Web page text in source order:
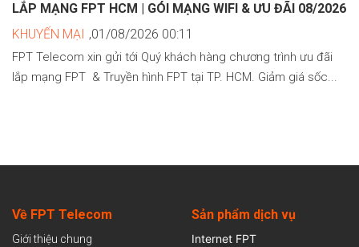
LẮP MẠNG FPT HCM | GÓI MẠNG WIFI & ƯU ĐÃI 08/2026
KHUYẾN MẠI ,01/08/2026 00:11
FPT Telecom xin gửi tới Quý khách hàng chương trình ưu đãi
lắp mạng FPT & Truyền hình FPT tại TP. HCM. Giảm giá sốc...
Về FPT Telecom
Giới thiệu chung
Sản phẩm dịch vụ
Internet FPT